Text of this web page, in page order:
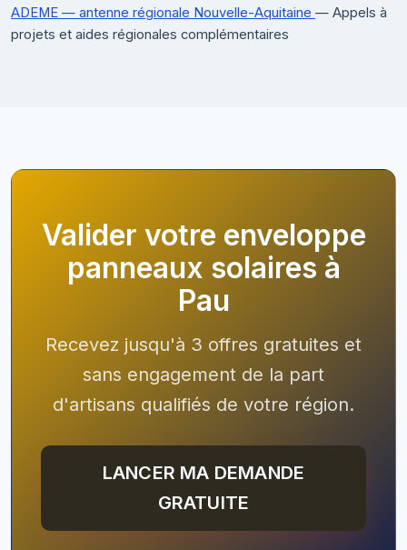
ADEME — antenne régionale Nouvelle-Aquitaine — Appels à
projets et aides régionales complémentaires
Valider votre enveloppe
panneaux solaires à
Pau
Recevez jusqu'à 3 offres gratuites et
sans engagement de la part
d'artisans qualifiés de votre région.
LANCER MA DEMANDE
GRATUITE